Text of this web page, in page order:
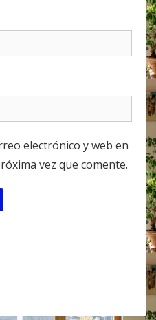
electrónico y web en
vez que comente.